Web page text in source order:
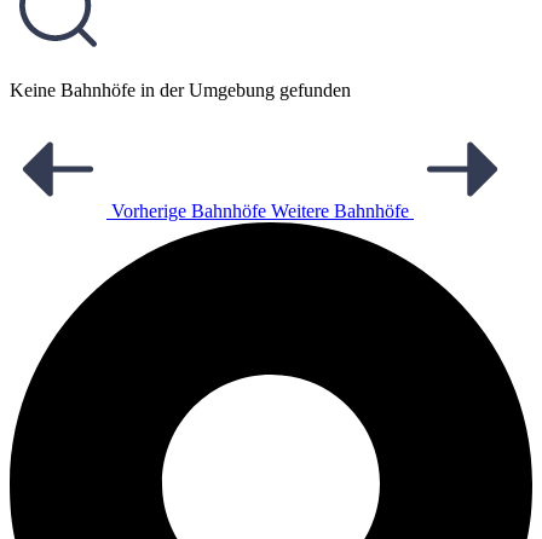
Keine Bahnhöfe in der Umgebung gefunden
Vorherige Bahnhöfe Weitere Bahnhöfe